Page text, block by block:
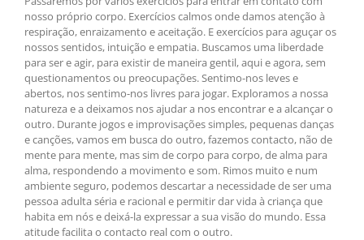
nosso próprio corpo. Exercícios calmos onde damos atenção à
respiração, enraizamento e aceitação. E exercícios para aguçar os
nossos sentidos, intuição e empatia. Buscamos uma liberdade
para ser e agir, para existir de maneira gentil, aqui e agora, sem
questionamentos ou preocupações. Sentimo-nos leves e
abertos, nos sentimo-nos livres para jogar. Exploramos a nossa
natureza e a deixamos nos ajudar a nos encontrar e a alcançar o
outro. Durante jogos e improvisações simples, pequenas danças
e canções, vamos em busca do outro, fazemos contacto, não de
mente para mente, mas sim de corpo para corpo, de alma para
alma, respondendo a movimento e som. Rimos muito e num
ambiente seguro, podemos descartar a necessidade de ser uma
pessoa adulta séria e racional e permitir dar vida à criança que
habita em nós e deixá-la expressar a sua visão do mundo. Essa
atitude facilita o contacto real com o outro.